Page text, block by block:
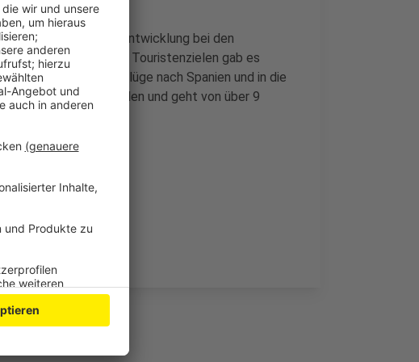
Die positive Entwicklung bei den
- bei Flügen zu Touristenzielen gab es
waren Flüge nach Spanien und in die
mehr Reisenden und geht von über 9